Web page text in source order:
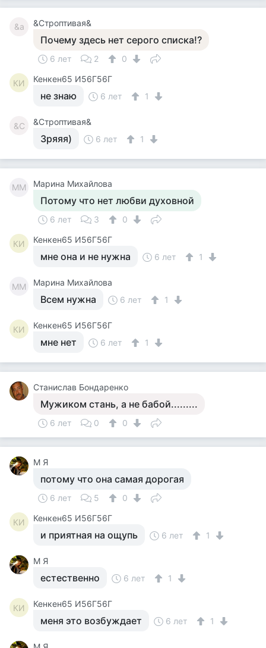
&a &Строптивая&
Почему здесь нет серого списка!?
6 лет 2 0
КИ Кенкен65 И56Г56Г
не знаю 6 лет 1
&С &Строптивая&
Зряяя) 6 лет 1
ММ Марина Михайлова
Потому что нет любви духовной
6 лет 3 0
КИ Кенкен65 И56Г56Г
мне она и не нужна 6 лет 1
ММ Марина Михайлова
Всем нужна 6 лет 1
КИ Кенкен65 И56Г56Г
мне нет 6 лет 1
Станислав Бондаренко
Мужиком стань, а не бабой.........
6 лет 0 0
М Я
потому что она самая дорогая
6 лет 5 0
КИ Кенкен65 И56Г56Г
и приятная на ощупь 6 лет 1
М Я
естественно 6 лет 1
КИ Кенкен65 И56Г56Г
меня это возбуждает 6 лет 1